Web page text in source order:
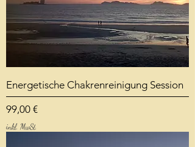
Energetische Chakrenreinigung Session
Preis
99,00 €
inkl. MwSt.